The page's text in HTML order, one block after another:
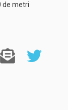
de metri